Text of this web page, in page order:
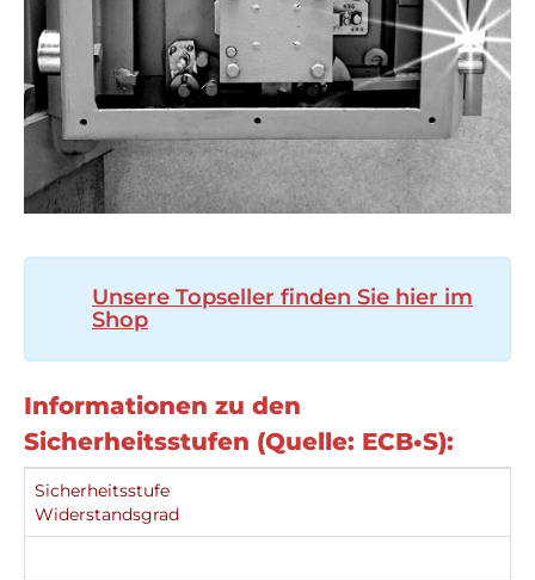
Unsere Topseller finden Sie hier im
Shop
Informationen zu den
Sicherheitsstufen (Quelle: ECB•S):
Sicherheitsstufe
Widerstandsgrad